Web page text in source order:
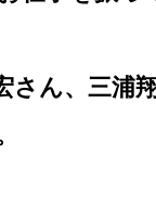
さん、三浦